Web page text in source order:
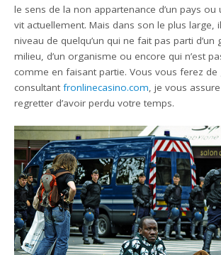
le sens de la non appartenance d’un pays ou
vit actuellement. Mais dans son le plus large,
niveau de quelqu’un qui ne fait pas parti d’un
milieu, d’un organisme ou encore qui n’est
comme en faisant partie. Vous vous ferez de
consultantfronlinecasino.com, je vous
regretter d’avoir perdu votre temps.